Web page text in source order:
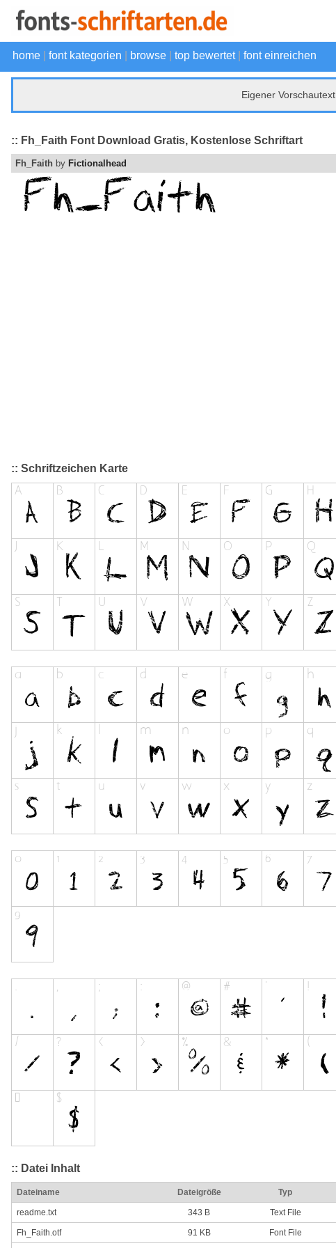
home font kategorien browse top bewertet| font einreichen
Eigener Vorschautext
:: Fh_Faith Font Download Gratis, Kostenlose Schriftart
Fh_Faith by Fictionalhead
:: Schriftzeichen Karte
:: Datei Inhalt
Dateiname Dateigröße Typ
readme.txt 343 B Text File
Fh_Faith.otf 91 KB Font File